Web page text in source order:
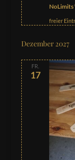
NoLimits
freier
Dezember 2027
FR.
17